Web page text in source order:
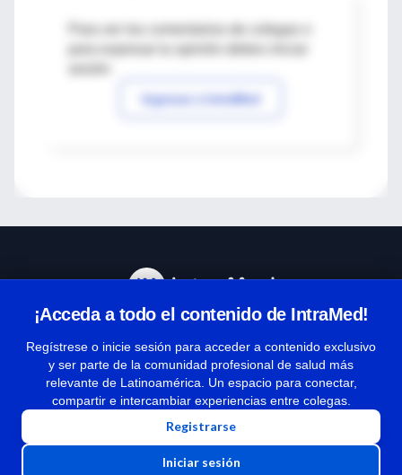
Para ver los comentarios de colegas o
Ingresar a IntraMed
¡Acceda a todo el contenido de IntraMed!
Regístrese o inicie sesión para acceder a contenido exclusivo
y ser parte de la comunidad profesional de salud más
relevante de Latinoamérica. Un espacio para conectar,
compartir e intercambiar experiencias entre colegas.
Registrarse
Iniciar sesión
Términos y condiciones
| Políticas de privacidad
| Todos los derechos reservados | Copyright 1997-2026